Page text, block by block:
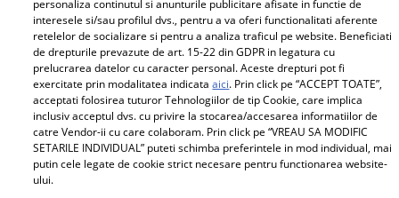
personaliza continutul si anunturile publicitare afisate in functie de
interesele si/sau profilul dvs., pentru a va oferi functionalitati aferente
retelelor de socializare si pentru a analiza traficul pe website. Beneficiati
de drepturile prevazute de art. 15-22 din GDPR in legatura cu
prelucrarea datelor cu caracter personal. Aceste drepturi pot fi
exercitate prin modalitatea indicataaici. Prin click pe “ACCEPT TOATE”,
acceptati folosirea tuturor Tehnologiilor de tip Cookie, care implica
inclusiv acceptul dvs. cu privire la stocarea/accesarea informatiilor de
catre Vendor-ii cu care colaboram. Prin click pe “VREAU SA MODIFIC
SETARILE INDIVIDUAL” puteti schimba preferintele in mod individual, mai
putin cele legate de cookie strict necesare pentru functionarea website-
ului.